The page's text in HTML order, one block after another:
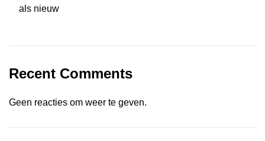
als nieuw
Recent Comments
Geen reacties om weer te geven.